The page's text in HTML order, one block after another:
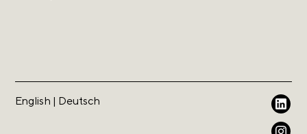
English | Deutsch